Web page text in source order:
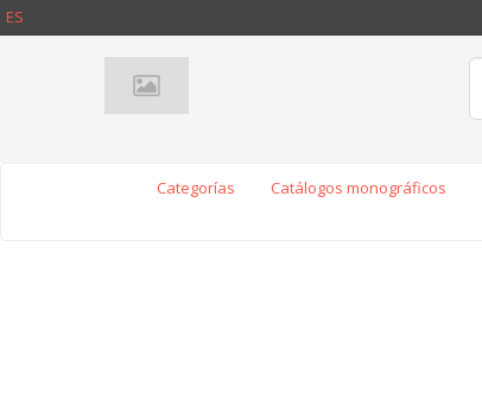
ES
Categorías Catálogos monográficos